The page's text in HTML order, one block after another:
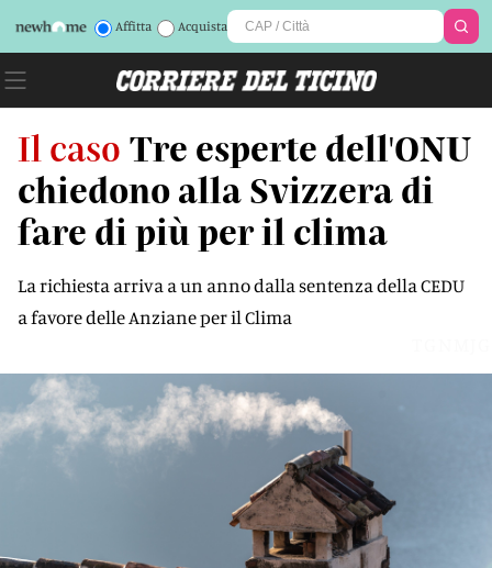
Affitta Acquista
Il caso Tre esperte dell'ONU
chiedono alla Svizzera di
fare di più per il clima
La richiesta arriva a un anno dalla sentenza della CEDU
a favore delle Anziane per il Clima